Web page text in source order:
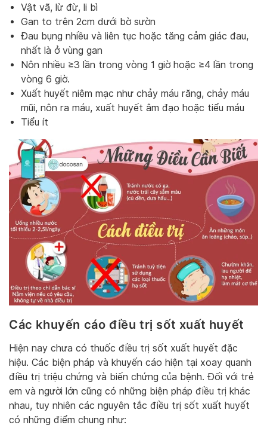
Vật vã, lừ đừ, li bì
Gan to trên 2cm dưới bờ sườn
Đau bụng nhiều và liên tục hoặc tăng cảm giác đau,
nhất là ở vùng gan
Nôn nhiều ≥3 lần trong vòng 1 giờ hoặc ≥4 lần trong
vòng 6 giờ.
Xuất huyết niêm mạc như chảy máu răng, chảy máu
mũi, nôn ra máu, xuất huyết âm đạo hoặc tiểu máu
Tiểu ít
Các khuyến cáo điều trị sốt xuất huyết
Hiện nay chưa có thuốc điều trị sốt xuất huyết đặc
hiệu. Các biện pháp và khuyến cáo hiện tại xoay quanh
điều trị triệu chứng và biến chứng của bệnh. Đối với trẻ
em và người lớn cũng có những biện pháp điều trị khác
nhau, tuy nhiên các nguyên tắc điều trị sốt xuất huyết
có những điểm chung như: